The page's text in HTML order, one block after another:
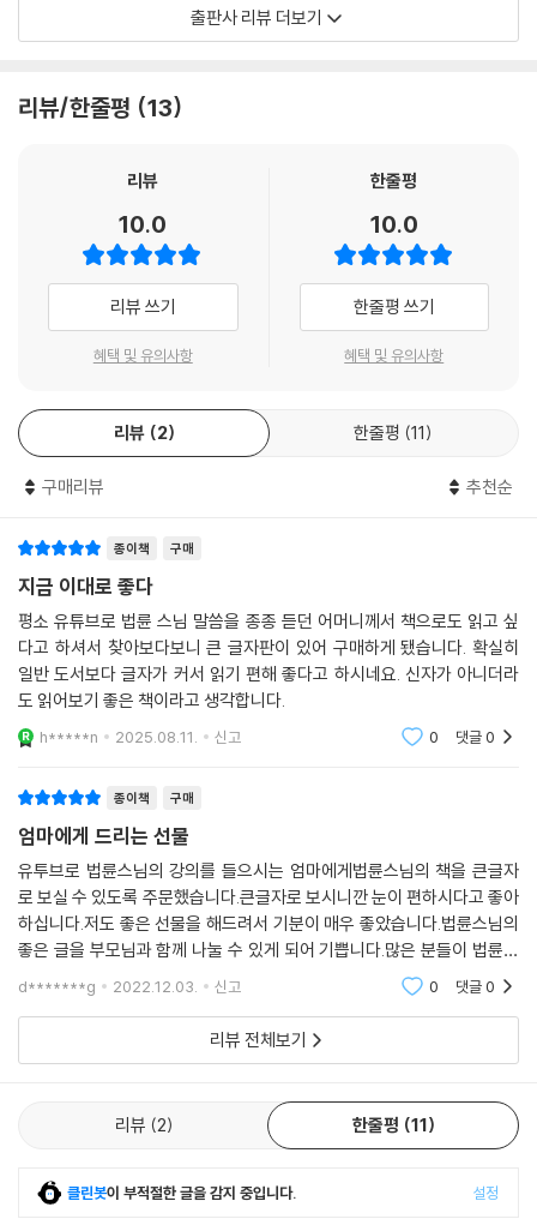
보고 들으면 그 순간에는 바꿔야지 다짐하지만, 돌아서면 내 문제에는 다
떠오릅니다. 그런 순간에 탁! 그 생각을 멈추게 하는 단 하나의 생각이 있습
자존감, 우울, 성공, 행복, 사랑, 가족, 직장, 인간관계, 화, 수행 등
당신은 지금 어떤 고민을 하고 있나요?
스스로에게 물어보세요.
나는 누구인가, 지금 무엇을 하고 있는가. 나는 지금 어디로 가고 있는가.
“어떻게 사는 게 옳은 건지 고민입니다.”
“큰 꿈을 이루려고 무리하다 보니 자꾸 몸이 아프고 불안해져요.”
“실수에 대한 두려움이 많고 남의 눈을 너무 의식합니다.”
“사는 게 우울하고 꿈이나 열정이 없어요.”
“잘 산다는 것은 무엇일까요?”
“욕심을 어떻게 절제하시나요?”
“독립하고 싶은데 부모님이 너무 저를 위해 사셔서 부담스러워요.”
“다른 사람에게 잘 보이려고 눈치 보고 아부하기 싫어요.”
“영업직에 있는데 사람 만나는 게 부담스러워요"
“휴직중입니다. 처음엔 잘 쉬다가 이제 슬슬 초조해지는데 딱히 하고 싶은
일도 없어요.”
“우울증으로 약을 먹고 있습니다. 어떻게 하면 마음이 편해질 수 있을까
“마음 놓고 소주 한 잔 마실 친구가 없어요. 누구는 왠지 불편하고 또 누구
는 자기주장이 강해서 머리가 아프고 이젠 오래된 친구도 예전만큼 편하지
않아요.”
결혼해서 35년간 남편을 먹여 살렸는데 내가 아프니 나 몰라라 하네요.”
“부모를 닮은 내 모습이 싫어요.”
『지금 이대로 좋다』 책 속의 이야기
언제나 지금 이대로 좋은 삶이어야 합니다.
책은 말합니다. 지금 이 순간에 깨어있으라고. 나를 있는 그대로 바라보라
고. 그 생각의 본질을 찾으라고.
무의식적인 감정의 습관에서 자유로워지는 것, 더는 괴로움이 생기지 않는
출판사 리뷰 더보기
리뷰/한줄평 13
리뷰
10.0
리뷰 쓰기
혜택 및 유의사항
한줄평
10.0
한줄평 쓰기
혜택 및 유의사항
리뷰 2 한줄평 11
구매리뷰 추천순
종이책 구매
지금 이대로 좋다
평소 유튜브로 법륜 스님 말씀을 종종 듣던 어머니께서 책으로도 읽고 싶
다고 하셔서 찾아보다보니 큰 글자판이 있어 구매하게 됐습니다. 확실히
일반 도서보다 글자가 커서 읽기 편해 좋다고 하시네요. 신자가 아니더라
도 읽어보기 좋은 책이라고 생각합니다.
h*****n 2025.08.11. 신고 0 댓글0
종이책 구매
엄마에게 드리는 선물
유투브로 법륜스님의 강의를 들으시는 엄마에게법륜스님의 책을 큰글자
로 보실 수 있도록 주문했습니다.큰글자로 보시니깐 눈이 편하시다고 좋아
하십니다.저도 좋은 선물을 해드려서 기분이 매우 좋았습니다.법륜스님의
좋은 글을 부모님과 함께 나눌 수 있게 되어 기쁩니다.많은 분들이 법륜스
님의 좋은 글을 읽고 행복해지셨으면 좋겠습니다.법륜스님의 책은 영혼을
맑고 마음을 편하게
d*******g 2022.12.03. 신고 0 댓글0
리뷰 전체보기
리뷰 2 한줄평 11
클린봇이 부적절한 글을 감지 중입니다. 설정